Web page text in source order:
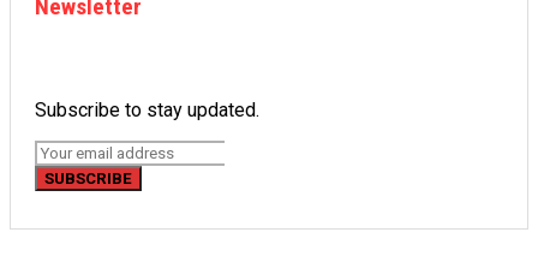
Newsletter
Subscribe to stay updated.
SUBSCRIBE